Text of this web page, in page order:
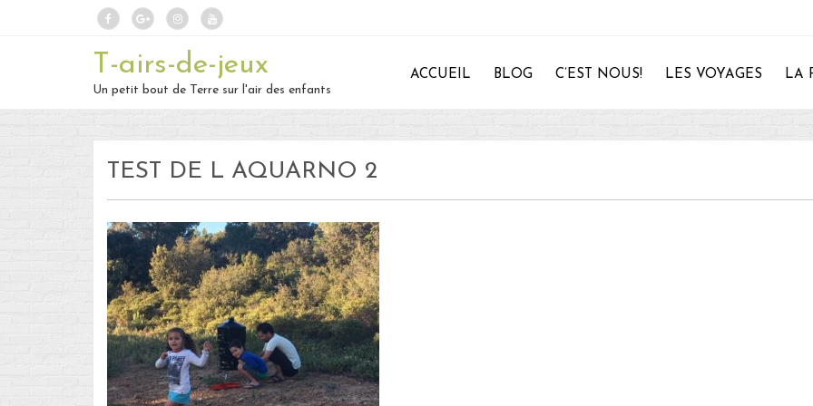
T-airs-de-jeux
Un petit bout de Terre sur l'air des enfants
ACCUEIL BLOG C’EST NOUS! LES VOYAGES LA
TEST DE L AQUARNO 2